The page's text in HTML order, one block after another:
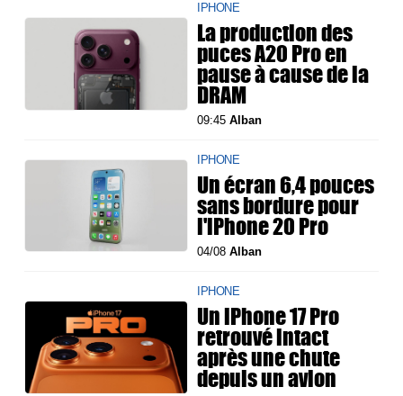
IPHONE
La production des
puces A20 Pro en
pause à cause de la
DRAM
09:45Alban
IPHONE
Un écran 6,4 pouces
sans bordure pour
l'iPhone 20 Pro
04/08Alban
IPHONE
Un iPhone 17 Pro
retrouvé intact
après une chute
depuis un avion